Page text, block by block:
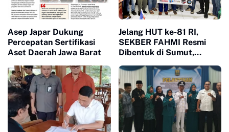
Asep Japar Dukung
Percepatan Sertifikasi
Aset Daerah Jawa Barat
Jelang HUT ke-81 RI,
SEKBER FAHMI Resmi
Dibentuk di Sumut,
dan Media